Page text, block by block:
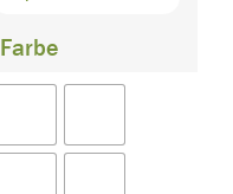
Farbe